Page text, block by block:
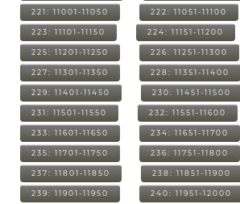
221: 11001-11050 222: 11051-11100
223: 11101-11150 224: 11151-11200
225: 11201-11250 226: 11251-11300
227: 11301-11350 228: 11351-11400
229: 11401-11450 230: 11451-11500
231: 11501-11550 232: 11551-11600
233: 11601-11650 234: 11651-11700
235: 11701-11750 236: 11751-11800
237: 11801-11850 238: 11851-11900
239: 11901-11950 240: 11951-12000